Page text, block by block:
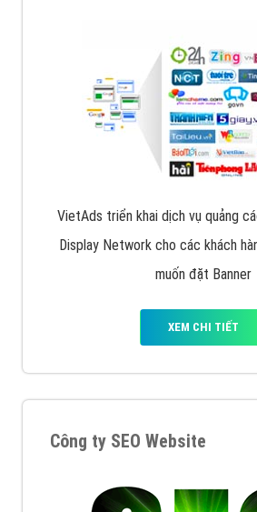
VietAds triển khai dịch vụ quảng
Display Network cho các khách
muốn đặt Banner
XEM CHI TIẾT
Công ty SEO Website